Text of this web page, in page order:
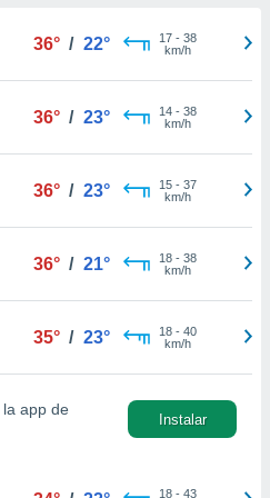
36° / 22° 17- 38
km/h
36° / 23° 14- 38
km/h
36° / 23° 15- 37
km/h
36° / 21° 18- 38
km/h
35° / 23° 18- 40
km/h
la app de
Instalar
18- 43